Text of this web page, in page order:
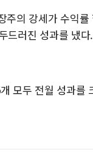
의 강세가 수익
드러진 성과를 냈다.
모두 전월 성과를